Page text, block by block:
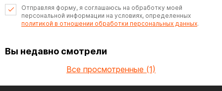
Отправляя форму, я соглашаюсь на обработку моей
персональной информации на условиях, определенных
политикой в отношении обработки персональных данных.
Вы недавно смотрели
Все просмотренные (1)